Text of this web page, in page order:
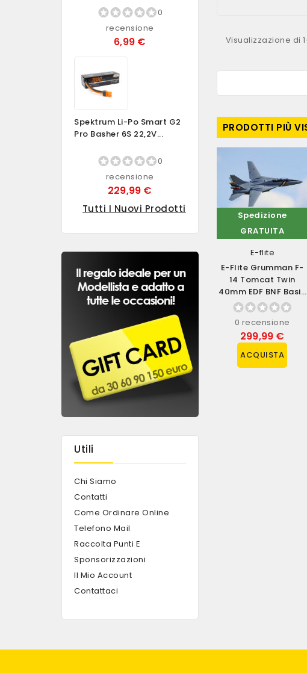
0
recensione
6,99 €
Spektrum Li-Po Smart G2
Pro Basher 6S 22,2V...
0
recensione
229,99 €
Tutti I Nuovi Prodotti
Utili
Chi Siamo
Contatti
Come Ordinare Online
Telefono Mail
Raccolta Punti E
Sponsorizzazioni
Il Mio Account
Contattaci
Visualizzazione di
PRODOTTI PIÙ
Cianoacrilato SKIN
LIQUIDA 20gr (art.
Spedizione
GRATUITA
Hobbytech
Hobbytech
Automodello Buggy
BXR.S2 Brushless
Versione RTR Scala
1/10 (art....
0 recensione
289,90 €
ACQUISTA
Spedizione
GRATUITA
E-flite
E-Flite Grumman F-
14 Tomcat Twin
40mm EDF BNF Basic
Con AS3X E SAFE
Select...
0 recensione
299,99 €
ACQUISTA